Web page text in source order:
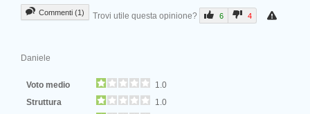
Commenti (1) Trovi utile questa opinione? 6 4
Daniele
Voto medio
1.0
Struttura
1.0